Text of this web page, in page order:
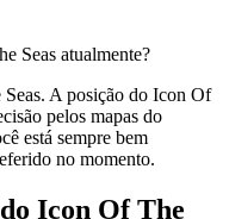
Seas atualmente?
A posição do Icon Of
pelos mapas do
está sempre bem
no momento.
Icon Of The